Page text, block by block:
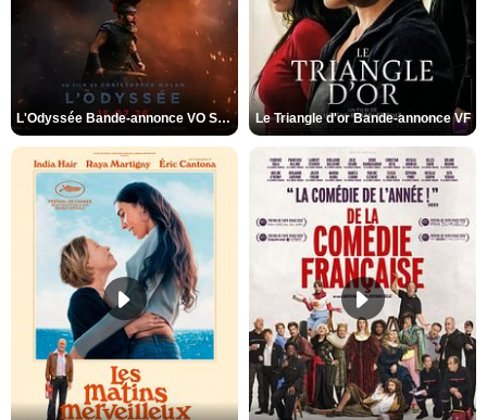
L'Odyssée Bande-annonce VO STFR Le Triangle d'or Bande-annonce VF